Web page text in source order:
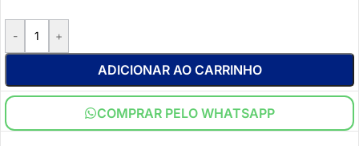
- +
ADICIONAR AO CARRINHO
COMPRAR PELO WHATSAPP